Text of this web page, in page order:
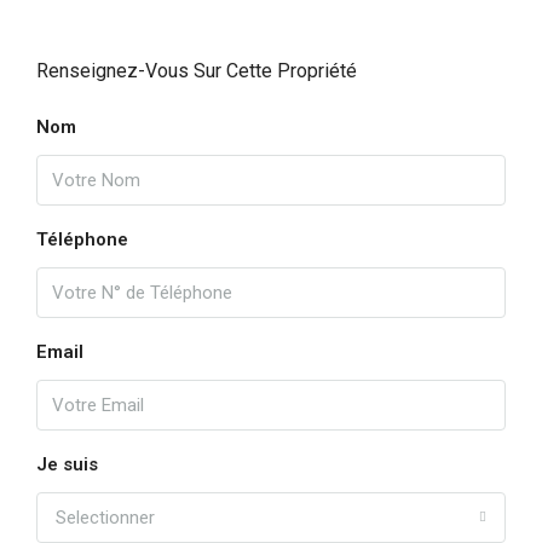
Renseignez-Vous Sur Cette Propriété
Nom
Téléphone
Email
Je suis
Selectionner